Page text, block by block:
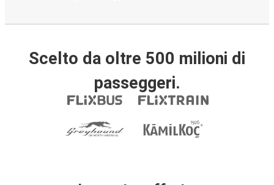
Scelto da oltre 500 milioni di
passeggeri.